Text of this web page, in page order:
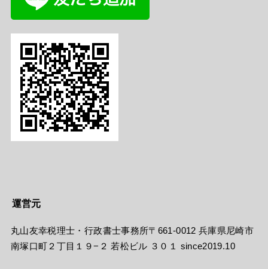
運営元
丸山友幸税理士・行政書士事務所〒661-0012 兵庫県尼崎市
南塚口町２丁目１９−２ 若松ビル ３０１ since2019.10